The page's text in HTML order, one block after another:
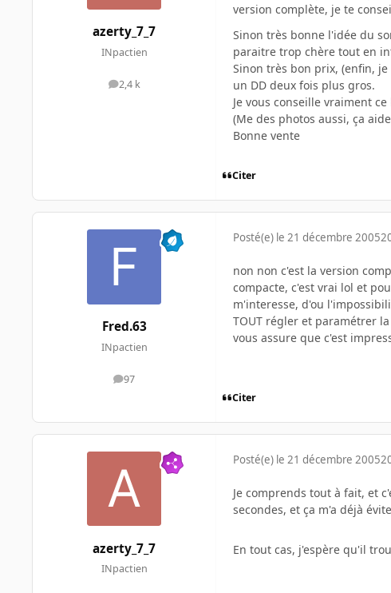
azerty_7_7
INpactien
2,4 k
messages
version complète, je te
Sinon très bonne l'idée du
paraitre trop chère tout en
Sinon très bon prix, (enfin,
un DD deux fois plus gros.
Je vous conseille vraiment
(Me des photos aussi, ça
Bonne vente
Citer
Fred.63
INpactien
97
messages
Posté(e) le 21 décembre 2005
non non c'est la version
compacte, c'est vrai lol et
m'interesse, d'ou
TOUT régler et paramétrer
vous assure que c'est
Citer
azerty_7_7
INpactien
Posté(e) le 21 décembre 2005
Je comprends tout à fait, et
secondes, et ça m'a déjà
En tout cas, j'espère qu'il